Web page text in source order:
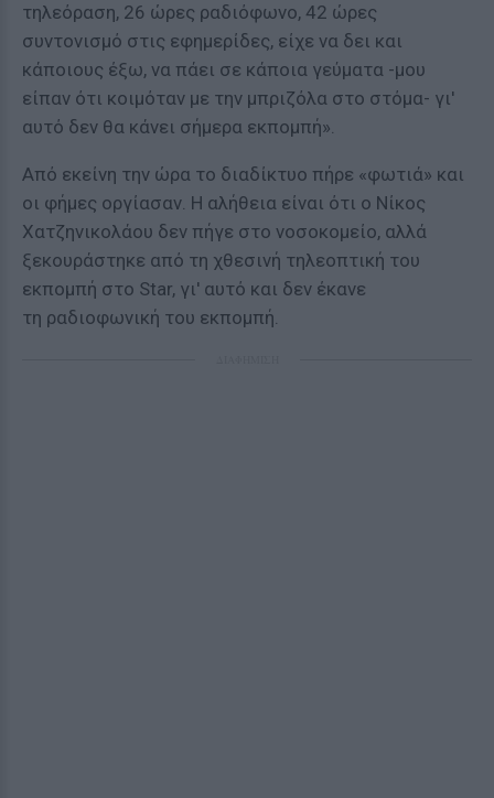
τηλεόραση, 26 ώρες ραδιόφωνο, 42 ώρες
συντονισμό στις εφημερίδες, είχε να δει και
κάποιους έξω, να πάει σε κάποια γεύματα -μου
είπαν ότι κοιμόταν με την μπριζόλα στο στόμα- γι'
αυτό δεν θα κάνει σήμερα εκπομπή».
Από εκείνη την ώρα το διαδίκτυο πήρε «φωτιά» και
οι φήμες οργίασαν. Η αλήθεια είναι ότι ο Νίκος
Χατζηνικολάου δεν πήγε στο νοσοκομείο, αλλά
ξεκουράστηκε από τη χθεσινή τηλεοπτική του
εκπομπή στο Star, γι' αυτό και δεν έκανε
τη ραδιοφωνική του εκπομπή.